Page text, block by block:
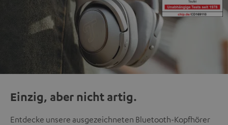
Einzig, aber nicht artig.
Entdecke unsere ausgezeichneten Bluetooth-Kopfhörer